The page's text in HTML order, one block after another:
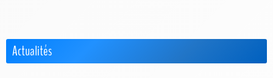
Actualités